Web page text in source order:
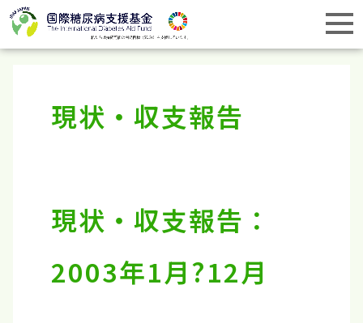
現状・収支報告
現状・収支報告：
2003年1月?12月